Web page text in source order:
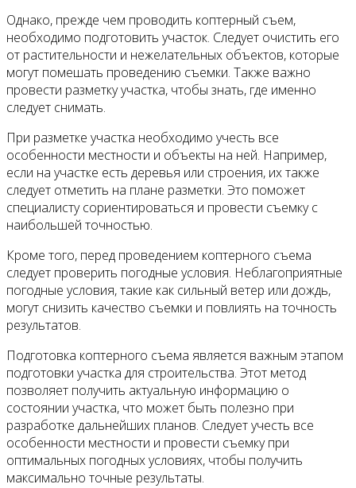
Однако, прежде чем проводить коптерный съем,
необходимо подготовить участок. Следует очистить его
от растительности и нежелательных объектов, которые
могут помешать проведению съемки. Также важно
провести разметку участка, чтобы знать, где именно
следует снимать.
При разметке участка необходимо учесть все
особенности местности и объекты на ней. Например,
если на участке есть деревья или строения, их также
следует отметить на плане разметки. Это поможет
специалисту сориентироваться и провести съемку с
наибольшей точностью.
Кроме того, перед проведением коптерного съема
следует проверить погодные условия. Неблагоприятные
погодные условия, такие как сильный ветер или дождь,
могут снизить качество съемки и повлиять на точность
результатов.
Подготовка коптерного съема является важным этапом
подготовки участка для строительства. Этот метод
позволяет получить актуальную информацию о
состоянии участка, что может быть полезно при
разработке дальнейших планов. Следует учесть все
особенности местности и провести съемку при
оптимальных погодных условиях, чтобы получить
максимально точные результаты.